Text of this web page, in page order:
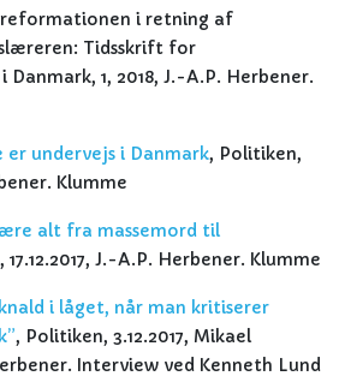
i retning af
Tidsskrift for
1, 2018, J.-A.P. Herbener.
undervejs i Danmark, Politiken,
Klumme
alt fra massemord til
J.-A.P. Herbener. Klumme
i låget, når man kritiserer
, Politiken, 3.12.2017, Mikael
Interview ved Kenneth Lund